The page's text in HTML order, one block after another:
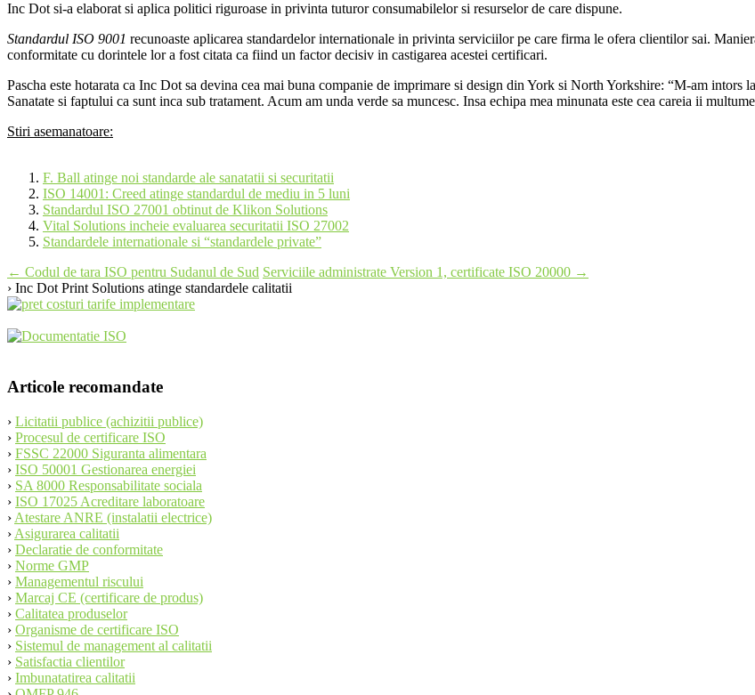
Inc Dot si-a elaborat si aplica politici riguroase in privinta tuturor consumabilelor si resurselor de care dispune.
Standardul ISO 9001 recunoaste aplicarea standardelor internationale in privinta serviciilor pe care firma le ofera clientilor sai.
conformitate cu dorintele lor a fost citata ca fiind un factor decisiv in castigarea acestei certificari.
Pascha este hotarata ca Inc Dot sa devina cea mai buna companie de imprimare si design din York si North Yorkshire: “M-am
Sanatate si faptului ca sunt inca sub tratament. Acum am unda verde sa muncesc. Insa echipa mea minunata este cea careia ii
Stiri asemanatoare:
F. Ball atinge noi standarde ale sanatatii si securitatii
ISO 14001: Creed atinge standardul de mediu in 5 luni
Standardul ISO 27001 obtinut de Klikon Solutions
Vital Solutions incheie evaluarea securitatii ISO 27002
Standardele internationale si “standardele private”
Post
navigation
← Codul de tara ISO pentru Sudanul de Sud Serviciile administrate Version 1, certificate ISO 20000 →
› Inc Dot Print Solutions atinge standardele calitatii
Articole recomandate
› Licitatii publice (achizitii publice)
› Procesul de certificare ISO
› FSSC 22000 Siguranta alimentara
› ISO 50001 Gestionarea energiei
› SA 8000 Responsabilitate sociala
› ISO 17025 Acreditare laboratoare
› Atestare ANRE (instalatii electrice)
› Asigurarea calitatii
› Declaratie de conformitate
› Norme GMP
› Managementul riscului
› Marcaj CE (certificare de produs)
› Calitatea produselor
› Organisme de certificare ISO
› Sistemul de management al calitatii
› Satisfactia clientilor
› Imbunatatirea calitatii